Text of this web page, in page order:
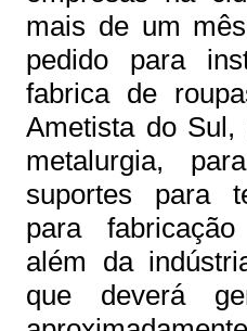
mais de um
pedido para
fabrica de
Ametista do
metalurgia,
suportes para
para
além da
que deverá